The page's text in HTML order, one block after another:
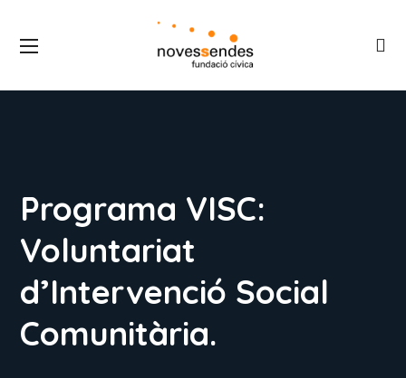
Programa VISC:
Voluntariat
d’Intervenció Social
Comunitària.